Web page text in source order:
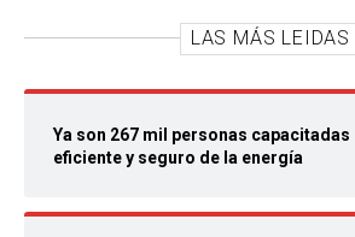
LAS MÁS LEIDAS
Ya son 267 mil personas capacitadas
eficiente y seguro de la energía